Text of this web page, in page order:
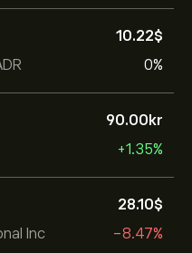
10.22‎$‎
0%
90.00‎kr‎
+1.35%
Inc
28.10‎$‎
-8.47%